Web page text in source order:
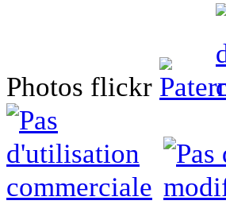
Photos flickr